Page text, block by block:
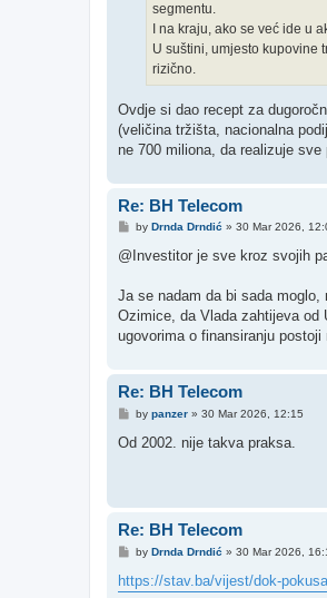
segmentu.
I na kraju, ako se već ide u
U suštini, umjesto kupovine
rizično.
Ovdje si dao recept za
(veličina tržišta, nacionalna
ne 700 miliona, da realizuje
Re: BH Telecom
P
s
by Drnda Drndić » 30 Mar 2026,
@Investitor je sve kroz svojih
Ja se nadam da bi sada
Ozimice, da Vlada zahtijeva od
ugovorima o finansiranju
Re: BH Telecom
P
s
by panzer» 30 Mar 2026, 12:15
Od 2002. nije takva praksa.
Re: BH Telecom
P
s
t
by Drnda Drndić » 30 Mar 2026,
https://stav.ba/vijest/dok-